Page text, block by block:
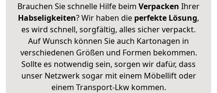
Brauchen Sie schnelle Hilfe beim Verpacken Ihrer
Habseligkeiten? Wir haben die perfekte Lösung,
es wird schnell, sorgfältig, alles sicher verpackt.
Auf Wunsch können Sie auch Kartonagen in
verschiedenen Größen und Formen bekommen.
Sollte es notwendig sein, sorgen wir dafür, dass
unser Netzwerk sogar mit einem Möbellift oder
einem Transport-Lkw kommen.